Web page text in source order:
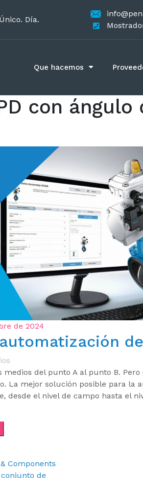
Día.
Que hacemos
con ángulo
de 2024
del punto A al punto B.
La mejor solución posible para la
desde el nivel de campo hasta el
Components
de